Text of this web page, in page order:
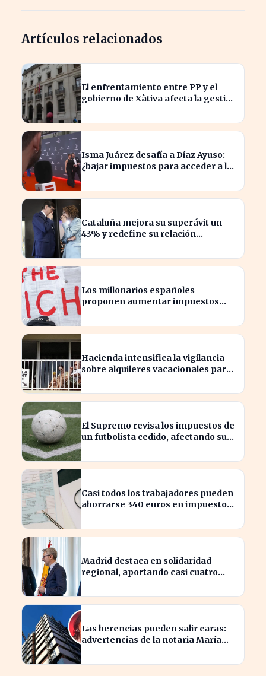
Artículos relacionados
El enfrentamiento entre PP y el
gobierno de Xàtiva afecta la gestión
Isma Juárez desafía a Díaz Ayuso:
¿bajar impuestos para acceder a la
Cataluña mejora su superávit un
43% y redefine su relación
Los millonarios españoles
proponen aumentar impuestos
económica
Hacienda intensifica la vigilancia
sobre alquileres vacacionales para
El Supremo revisa los impuestos de
un futbolista cedido, afectando su
Casi todos los trabajadores pueden
ahorrarse 340 euros en impuestos,
Madrid destaca en solidaridad
regional, aportando casi cuatro
Las herencias pueden salir caras:
advertencias de la notaria María